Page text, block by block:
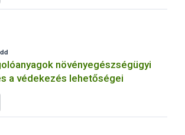
növényegészségügyi
a védekezés lehetőségei